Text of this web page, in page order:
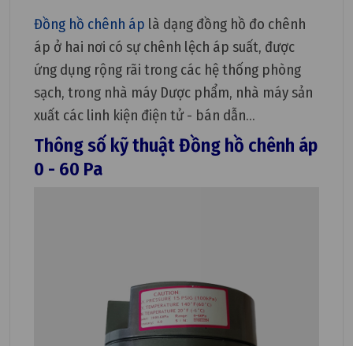
Đồng hồ chênh áp là dạng đồng hồ đo chênh
áp ở hai nơi có sự chênh lệch áp suất, được
ứng dụng rộng rãi trong các hệ thống phòng
sạch, trong nhà máy Dược phẩm, nhà máy sản
xuất các linh kiện điện tử - bán dẫn...
Thông số kỹ thuật Đồng hồ chênh áp
0 - 60 Pa